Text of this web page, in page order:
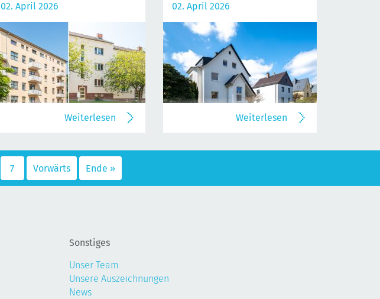
02. April 2026
Weiterlesen
02. April 2026
Weiterlesen
7 Vorwärts Ende »
Sonstiges
Unser Team
Unsere Auszeichnungen
News